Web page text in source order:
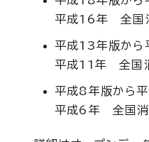
平成16年 全国
平成13年版か
平成11年 全国
平成8年版から
平成6年 全国消